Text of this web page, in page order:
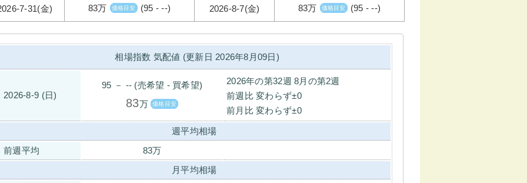
7-31(金) 83万 価格目安 (95 - --) 2026-8-7(金) 83万 価格目安 (95 - --)
相場指数 気配値 (更新日 2026年8月09日)
2026-8-9 (日)
95 － -- (売希望 - 買希望)
83万 価格目安
2026年の第32週 8月の第2週
前週比 変わらず±0
前月比 変わらず±0
週平均相場
前週平均
83万
月平均相場